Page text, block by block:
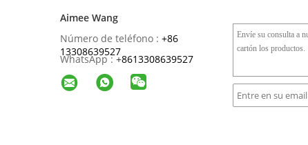
Aimee Wang
Número de teléfono : +86
13308639527
WhatsApp :+8613308639527